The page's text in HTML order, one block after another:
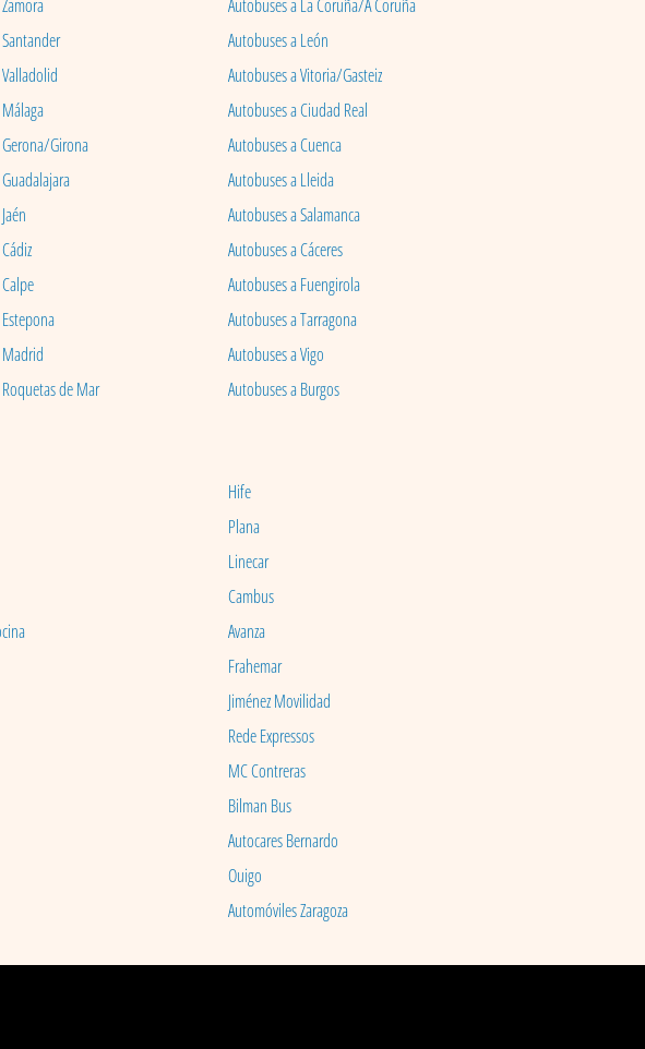
Autobuses a La Coruña/A Coruña
Autobuses a León
Autobuses a Vitoria/Gasteiz
Autobuses a Ciudad Real
Girona
Autobuses a Cuenca
Autobuses a Lleida
Autobuses a Salamanca
Autobuses a Cáceres
Autobuses a Fuengirola
Autobuses a Tarragona
Autobuses a Vigo
de Mar Autobuses a Burgos
Hife
Plana
Linecar
Cambus
Avanza
Frahemar
Jiménez Movilidad
Rede Expressos
MC Contreras
Bilman Bus
Autocares Bernardo
Ouigo
Automóviles Zaragoza